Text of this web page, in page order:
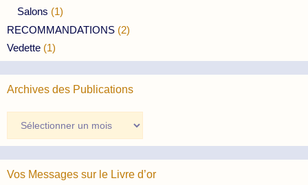
Salons (1)
RECOMMANDATIONS (2)
Vedette (1)
Archives des Publications
des
Publications
Vos Messages sur le Livre d’or